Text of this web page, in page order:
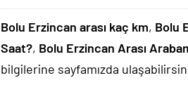
Bolu Erzincan arası kaç km, Bolu
Saat?, Bolu Erzincan Arası
bilgilerine sayfamızda